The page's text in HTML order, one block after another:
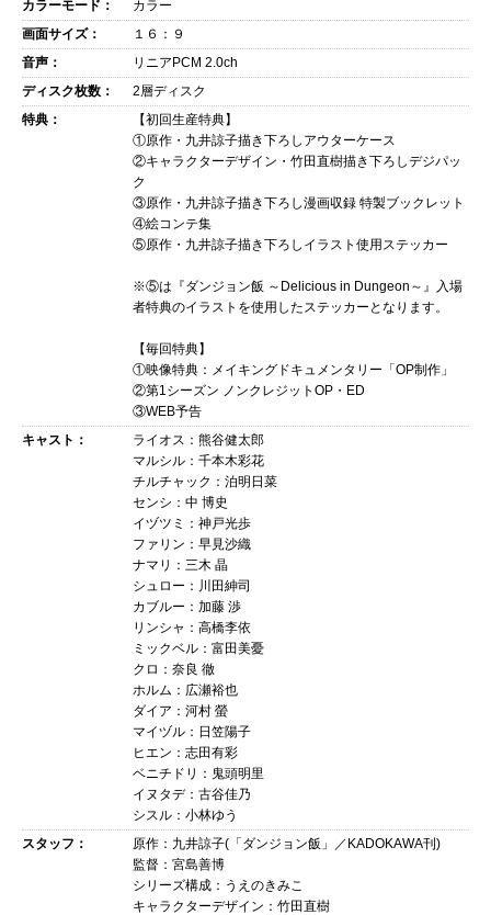
カラーモード：
カラー
画面サイズ：
１６：９
音声：
リニアPCM 2.0ch
ディスク枚数：
2層ディスク
特典：
【初回生産特典】
①原作・九井諒子描き下ろしアウターケース
②キャラクターデザイン・竹田直樹描き下ろしデジパッ
ク
③原作・九井諒子描き下ろし漫画収録 特製ブックレット
④絵コンテ集
⑤原作・九井諒子描き下ろしイラスト使用ステッカー
※⑤は『ダンジョン飯 ～Delicious in Dungeon～』入場
者特典のイラストを使用したステッカーとなります。
【毎回特典】
①映像特典：メイキングドキュメンタリー「OP制作」
②第1シーズン ノンクレジットOP・ED
③WEB予告
キャスト：
ライオス：熊谷健太郎
マルシル：千本木彩花
チルチャック：泊明日菜
センシ：中 博史
イヅツミ：神戸光歩
ファリン：早見沙織
ナマリ：三木 晶
シュロー：川田紳司
カブルー：加藤 渉
リンシャ：高橋李依
ミックベル：富田美憂
クロ：奈良 徹
ホルム：広瀬裕也
ダイア：河村 螢
マイヅル：日笠陽子
ヒエン：志田有彩
ベニチドリ：鬼頭明里
イヌタデ：古谷佳乃
シスル：小林ゆう
スタッフ：
原作：九井諒子(「ダンジョン飯」／KADOKAWA刊)
監督：宮島善博
シリーズ構成：うえのきみこ
キャラクターデザイン：竹田直樹